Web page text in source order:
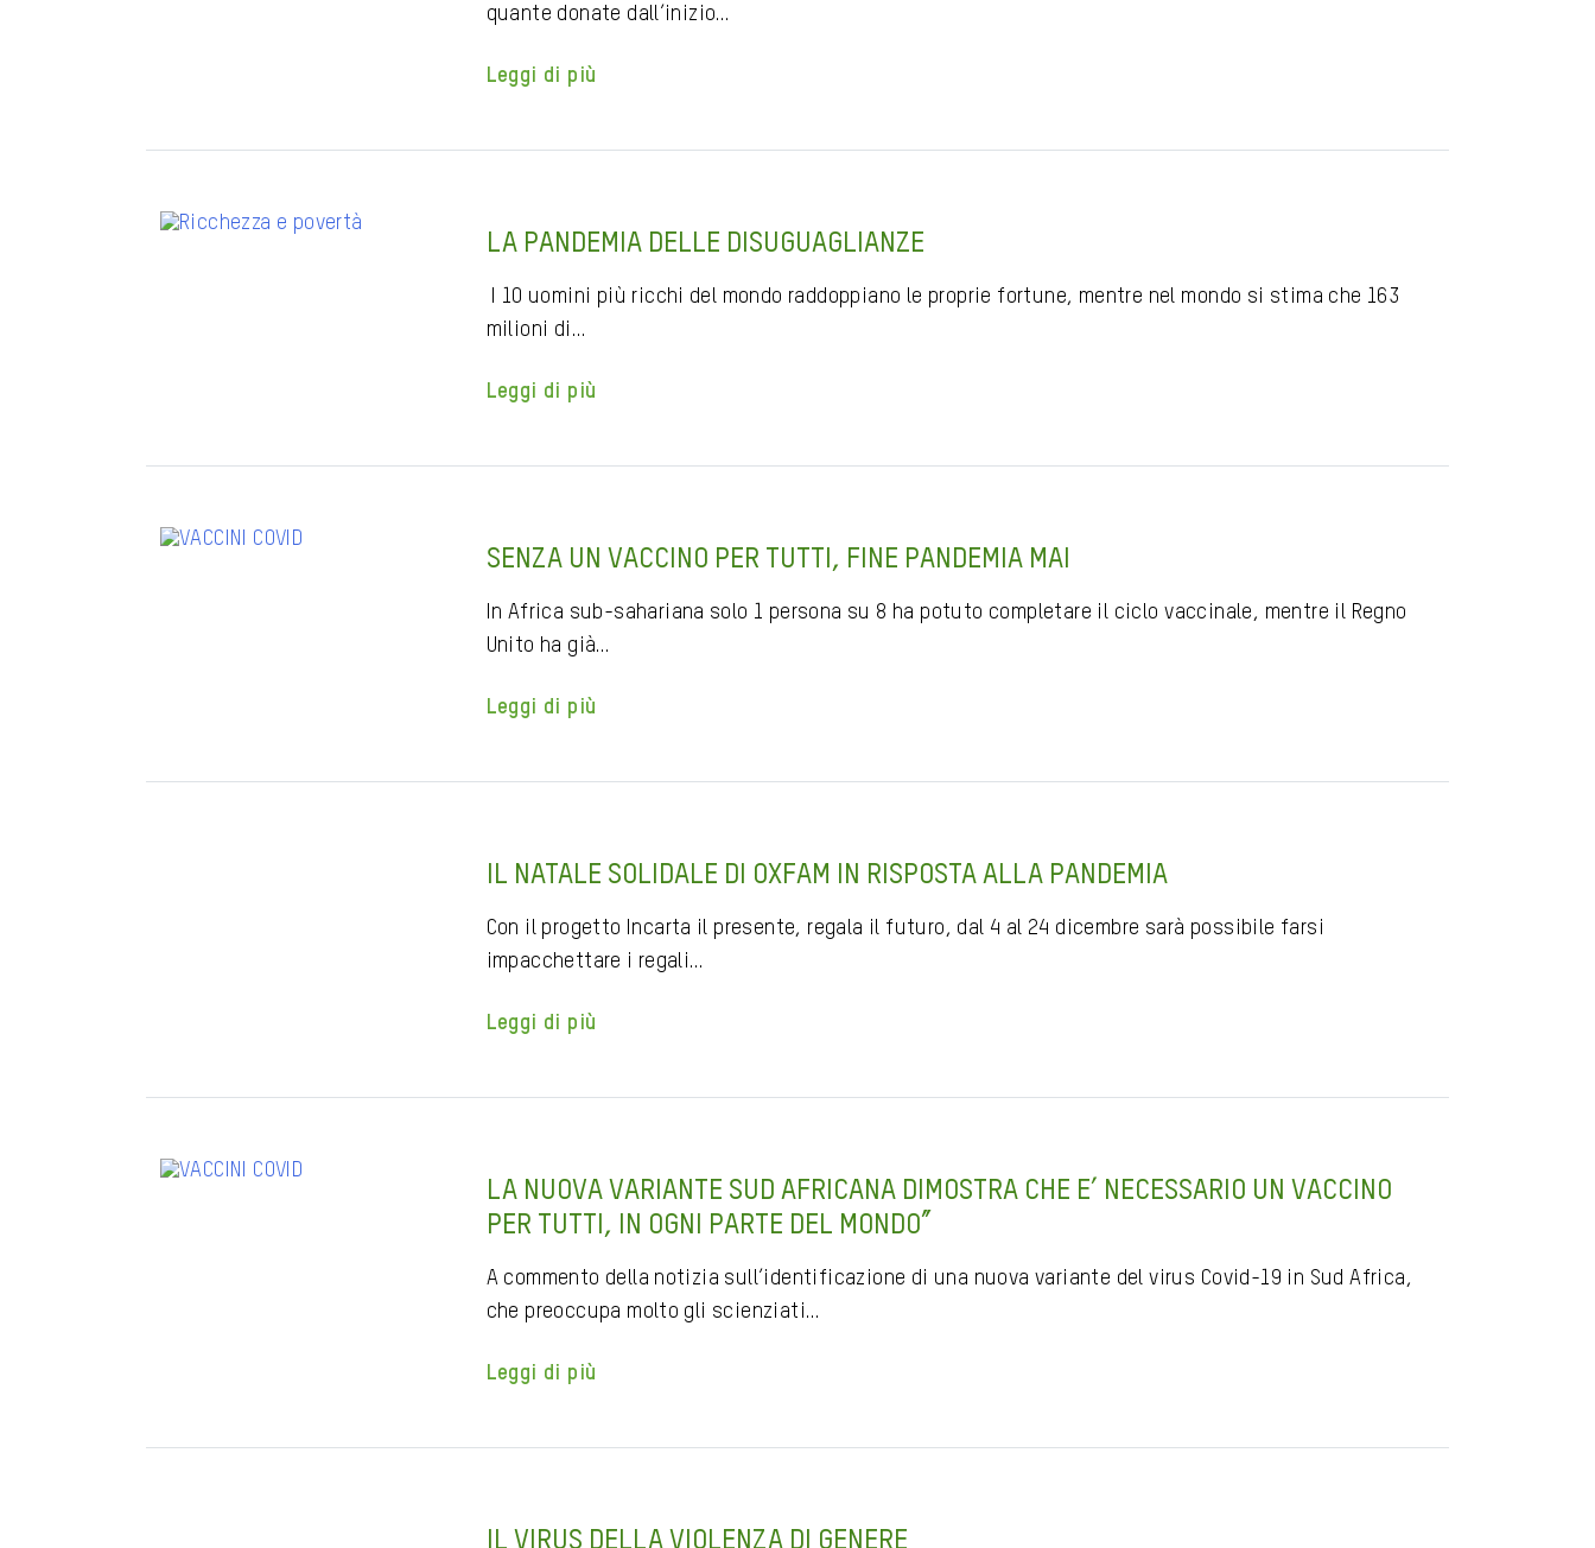
quante donate dall’inizio…
Leggi di più
LA PANDEMIA DELLE DISUGUAGLIANZE
I 10 uomini più ricchi del mondo raddoppiano le proprie fortune, mentre nel mondo si stima che 163
milioni di…
Leggi di più
SENZA UN VACCINO PER TUTTI, FINE PANDEMIA MAI
In Africa sub-sahariana solo 1 persona su 8 ha potuto completare il ciclo vaccinale, mentre il Regno
Unito ha già…
Leggi di più
IL NATALE SOLIDALE DI OXFAM IN RISPOSTA ALLA PANDEMIA
Con il progetto Incarta il presente, regala il futuro, dal 4 al 24 dicembre sarà possibile farsi
impacchettare i regali…
Leggi di più
LA NUOVA VARIANTE SUD AFRICANA DIMOSTRA CHE E’ NECESSARIO UN VACCINO
PER TUTTI, IN OGNI PARTE DEL MONDO”
A commento della notizia sull’identificazione di una nuova variante del virus Covid-19 in Sud Africa,
che preoccupa molto gli scienziati…
Leggi di più
IL VIRUS DELLA VIOLENZA DI GENERE